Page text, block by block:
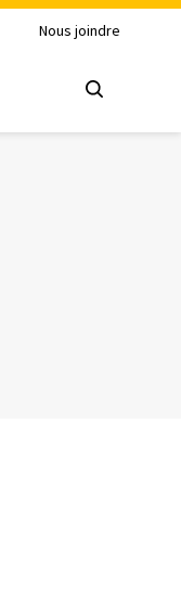
Nous joindre